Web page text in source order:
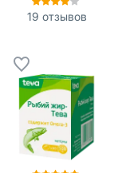
19 отзывов